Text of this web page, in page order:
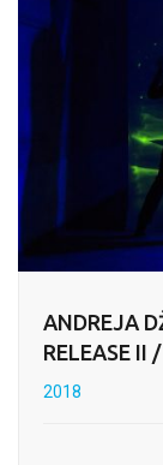
ANDREJA
RELEASE II
2018